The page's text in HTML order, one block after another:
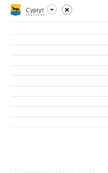
Сургут